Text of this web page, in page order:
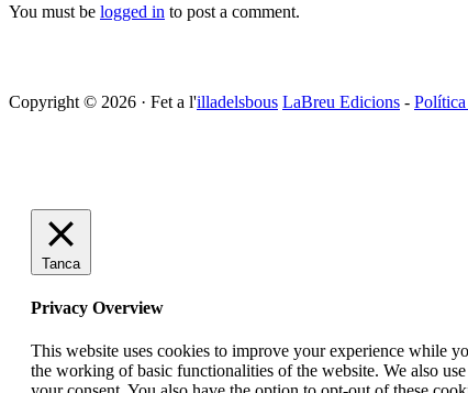
You must be logged in to post a comment.
Copyright © 2026 · Fet a l'illadelsbous LaBreu Edicions - Política
Tanca
Privacy Overview
This website uses cookies to improve your experience while
the working of basic functionalities of the website. We also